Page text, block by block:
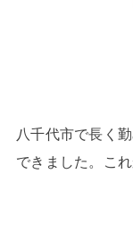
八千代市で長く
できました。こ